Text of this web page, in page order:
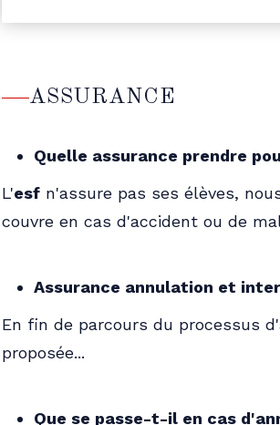
ASSURANCE
Quelle assurance prendre
L'esf n'assure pas ses élèves,
couvre en cas d'accident ou de
Assurance annulation et
En fin de parcours du processus
proposée...
Que se passe-t-il en cas